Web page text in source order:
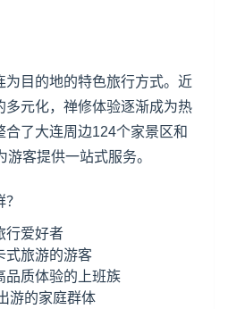
为目的地的特色旅行方式。近
多元化，禅修体验逐渐成为热
合了大连周边124个家景区和
客提供一站式服务。
行爱好者
式旅游的游客
品质体验的上班族
游的家庭群体